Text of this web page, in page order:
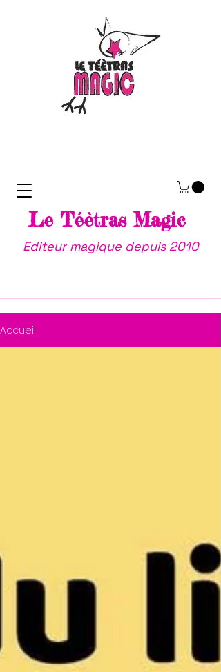
Le Téètras Magic
Editeur magique depuis 2010
Accueil